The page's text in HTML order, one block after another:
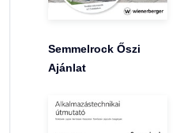
Semmelrock Őszi
Ajánlat